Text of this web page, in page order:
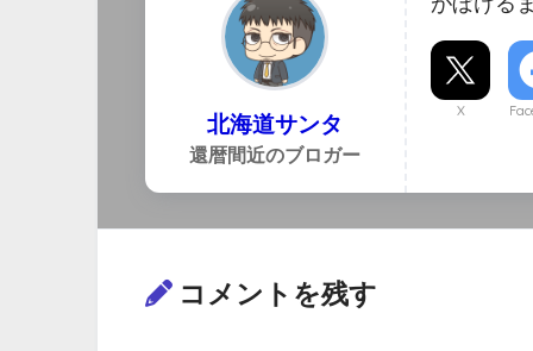
北海道サンタ
還暦間近のブロガー
X
コメントを残す